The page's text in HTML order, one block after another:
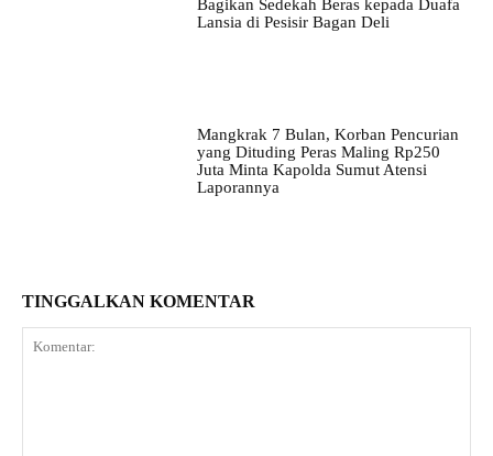
Bagikan Sedekah Beras kepada Duafa
Lansia di Pesisir Bagan Deli
Mangkrak 7 Bulan, Korban Pencurian
yang Dituding Peras Maling Rp250
Juta Minta Kapolda Sumut Atensi
Laporannya
TINGGALKAN KOMENTAR